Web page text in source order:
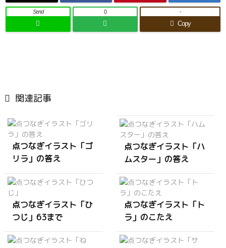
Send 0
Copy
-
 関連記事
点つなぎイラスト「ゴ
リラ」の答え
点つなぎイラスト「ハ
ムスター」の答え
点つなぎイラスト「ひ
つじ」63まで
点つなぎイラスト「ト
ラ」のこたえ